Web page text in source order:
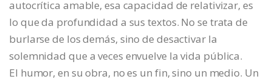
autocrítica amable, esa capacidad de relativizar, es
lo que da profundidad a sus textos. No se trata de
burlarse de los demás, sino de desactivar la
solemnidad que a veces envuelve la vida pública.
El humor, en su obra, no es un fin, sino un medio. Un